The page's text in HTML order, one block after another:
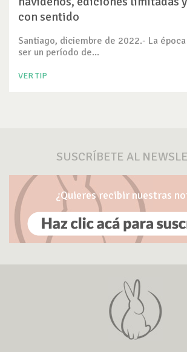
con sentido
Santiago, diciembre de 2022.- La
ser un período de...
VER TIP
SUSCRÍBETE AL
¿Quieres recibir nuestras